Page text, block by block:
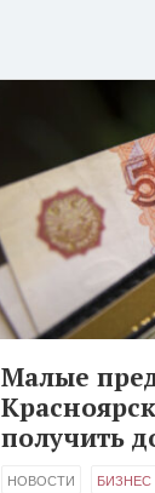
Малые
получить
НОВОСТИ БИЗНЕС